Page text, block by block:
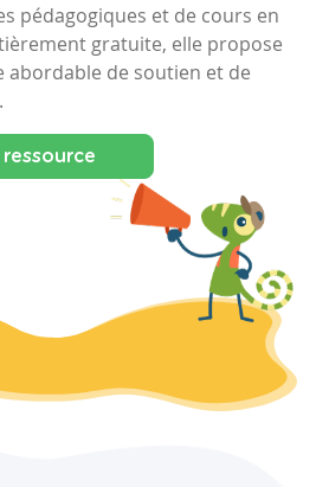
pédagogiques et de cours en
gratuite, elle propose
abordable de soutien et de